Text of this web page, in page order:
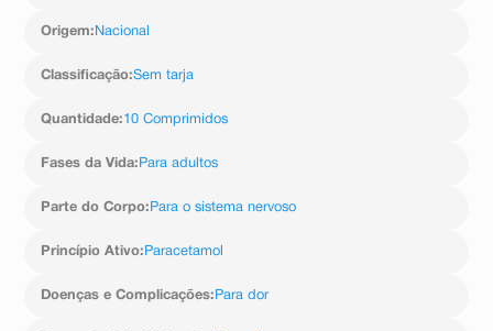
atendimento.
Origem: Nacional
Classificação:Sem tarja
Quantidade:10 Comprimidos
Fases da Vida: Para adultos
Parte do Corpo: Para o sistema nervoso
Princípio Ativo: Paracetamol
Doenças e Complicações: Para dor